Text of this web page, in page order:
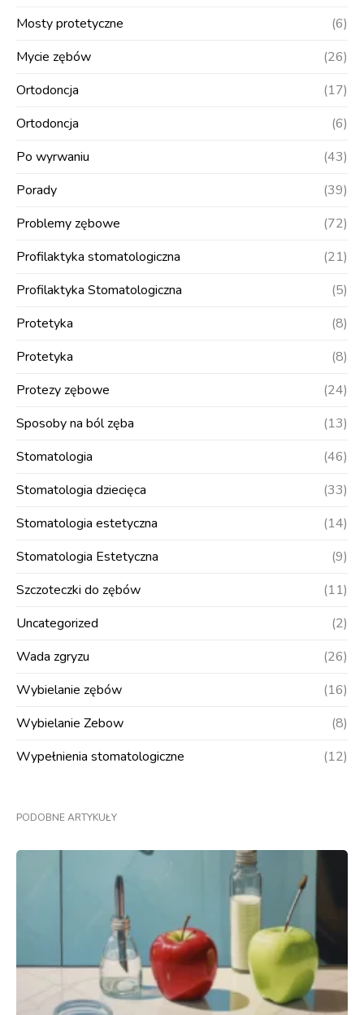
Mosty protetyczne
(6)
Mycie zębów
(26)
Ortodoncja
(17)
Ortodoncja
(6)
Po wyrwaniu
(43)
Porady
(39)
Problemy zębowe
(72)
Profilaktyka stomatologiczna
(21)
Profilaktyka Stomatologiczna
(5)
Protetyka
(8)
Protetyka
(8)
Protezy zębowe
(24)
Sposoby na ból zęba
(13)
Stomatologia
(46)
Stomatologia dziecięca
(33)
Stomatologia estetyczna
(14)
Stomatologia Estetyczna
(9)
Szczoteczki do zębów
(11)
Uncategorized
(2)
Wada zgryzu
(26)
Wybielanie zębów
(16)
Wybielanie Zebow
(8)
Wypełnienia stomatologiczne
(12)
PODOBNE ARTYKUŁY